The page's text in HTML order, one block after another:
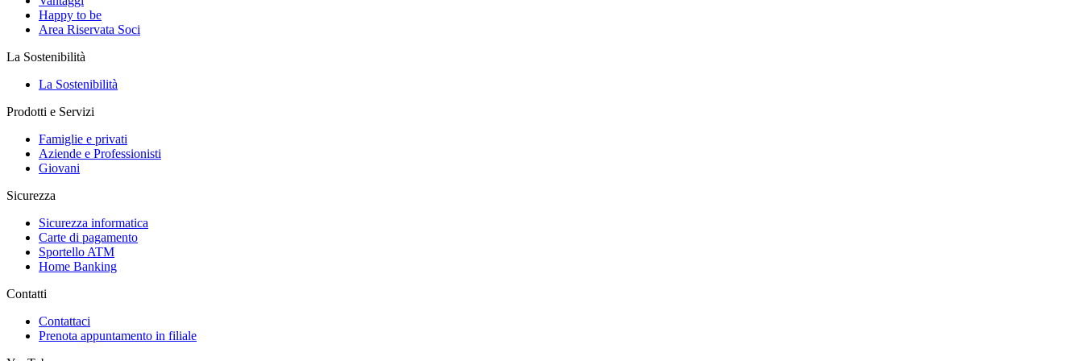
Happy to be
Area Riservata Soci
La Sostenibilità
La Sostenibilità
Prodotti e Servizi
Famiglie e privati
Aziende e Professionisti
Giovani
Sicurezza
Sicurezza informatica
Carte di pagamento
Sportello ATM
Home Banking
Contatti
Contattaci
Prenota appuntamento in filiale